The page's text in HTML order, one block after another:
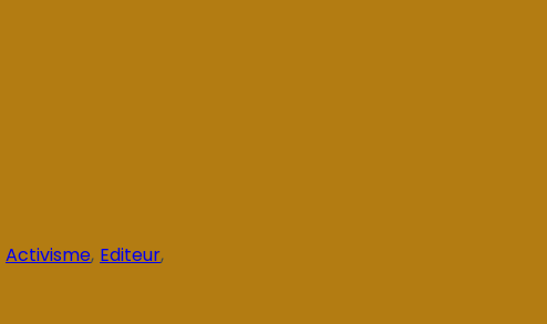
Activisme, Editeur,